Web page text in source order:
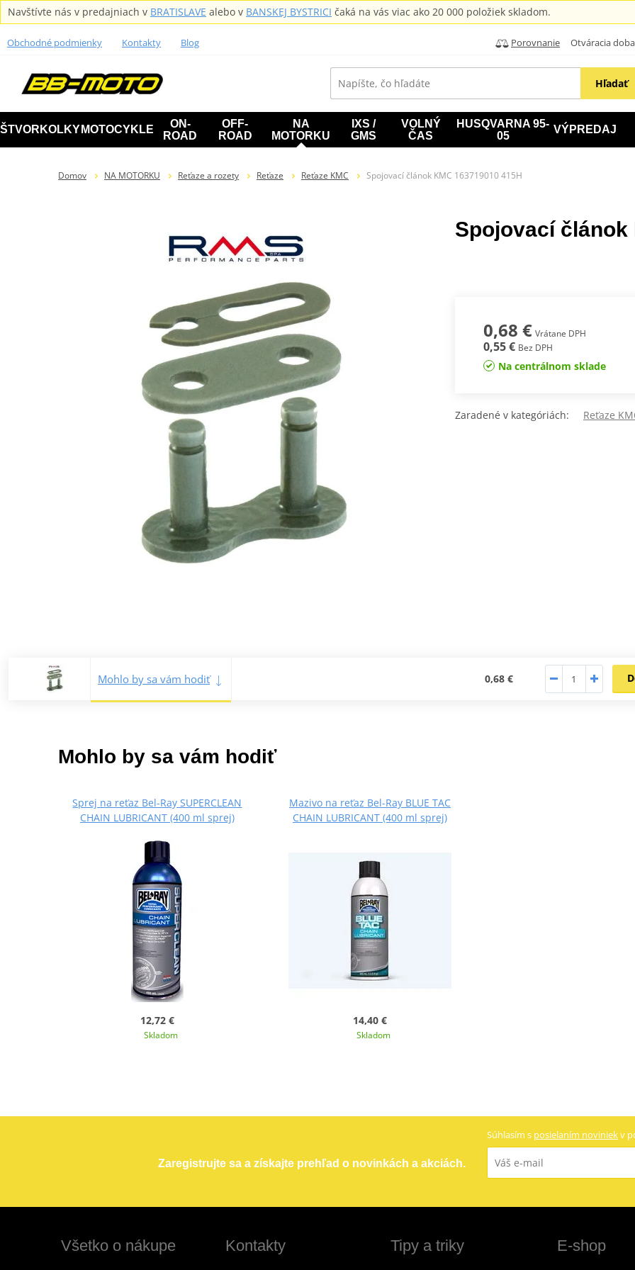
Navštívte nás v predajniach v BRATISLAVE alebo v BANSKEJ BYSTRICI čaká na vás viac ako 20 000 položiek skladom.
Obchodné podmienky Kontakty Blog Porovnanie Otváracia
Hľadať
ŠTVORKOLKY MOTOCYKLE
ON-
ROAD
OFF-
ROAD
NA
MOTORKU
IXS /
GMS
VOLNÝ
ČAS
HUSQVARNA 95-
05
VÝPREDAJ
Domov NA MOTORKU Reťaze a rozety Reťaze Reťaze KMC Spojovací článok KMC 163719010 415H
Spojovací článok
0,68 € Vrátane DPH
0,55 € Bez DPH
Na centrálnom sklade
Zaradené v kategóriách: Reťaze
Mohlo by sa vám hodiť 0,68 €
Mohlo by sa vám hodiť
Sprej na reťaz Bel-Ray SUPERCLEAN
CHAIN LUBRICANT (400 ml sprej)
12,72 €
Skladom
Mazivo na reťaz Bel-Ray BLUE TAC
CHAIN LUBRICANT (400 ml sprej)
14,40 €
Skladom
Zaregistrujte sa a získajte prehľad o novinkách a akciách.
Súhlasím s posielaním noviniekv
Všetko o nákupe Kontakty Tipy a triky E-shop